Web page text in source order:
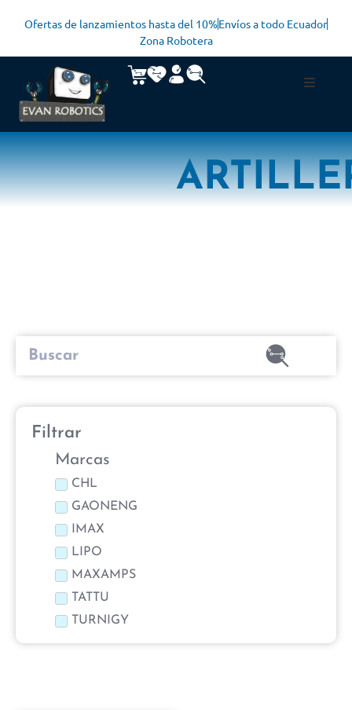
Ofertas de lanzamientos hasta del 10%Envíos a todo Ecuador
Zona Robotera
Filtrar
Marcas
CHL
GAONENG
IMAX
LIPO
MAXAMPS
TATTU
TURNIGY